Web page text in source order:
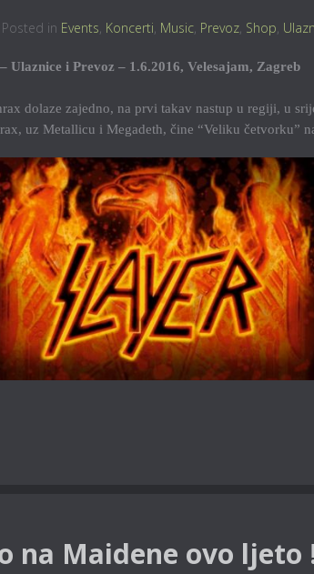
Posted in Events, Koncerti, Music, Prevoz, Shop,
Ulaznice i Prevoz – 1.6.2016, Velesajam, Zagreb
dolaze zajedno, na prvi takav nastup u regiji, u
uz Metallicu i Megadeth, čine “Veliku četvorku”
na Maidene ovo ljeto